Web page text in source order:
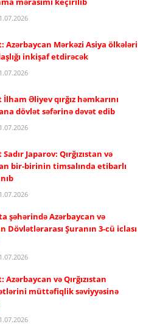
Azərbaycan Mərkəzi Asiya ölkələri
inkişaf etdirəcək
Əliyev qırğız həmkarını
dövlət səfərinə dəvət edib
Japarov: Qırğızıstan və
bir-birinin timsalında etibarlı
şəhərində Azərbaycan və
Dövlətlərarası Şuranın 3-cü iclası
Azərbaycan və Qırğızıstan
müttəfiqlik səviyyəsinə